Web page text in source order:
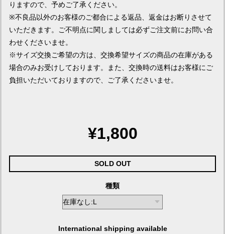
りますので、予めご了承ください。
※不良品以外のお客様のご都合による返品、返金はお断りさせて
いただきます。ご不明点に関しましては必ずご注文前にお問い合
わせくださいませ。
※サイズ交換ご希望の方は、交換希望サイズの商品の在庫がある
場合のみお受けしております。また、交換時の送料はお客様にご
負担いただいておりますので、ご了承くださいませ。
¥1,800
SOLD OUT
種類
International shipping available